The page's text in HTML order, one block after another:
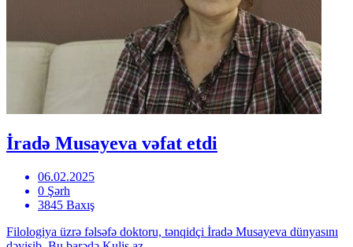
İradə Musayeva vəfat etdi
06.02.2025
0 Şərh
3845 Baxış
Filologiya üzrə fəlsəfə doktoru, tənqidçi İradə Musayeva dünyasını